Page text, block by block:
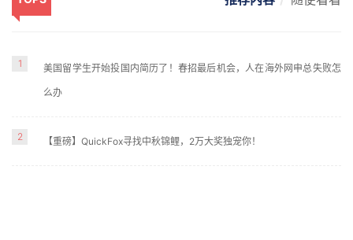
1 美国留学生开始投国内简历了！春招最后机会，人在海外网申总失败怎
么办
2 【重磅】QuickFox寻找中秋锦鲤，2万大奖独宠你！